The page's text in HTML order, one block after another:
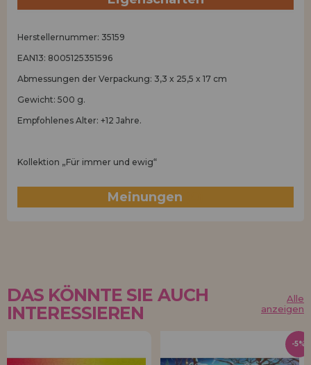
Herstellernummer: 35159
EAN13: 8005125351596
Abmessungen der Verpackung: 3,3 x 25,5 x 17 cm
Gewicht: 500 g.
Empfohlenes Alter: +12 Jahre.
Kollektion „Für immer und ewig“
Meinungen
DAS KÖNNTE SIE AUCH
INTERESSIEREN
Alle
anzeigen
-5%